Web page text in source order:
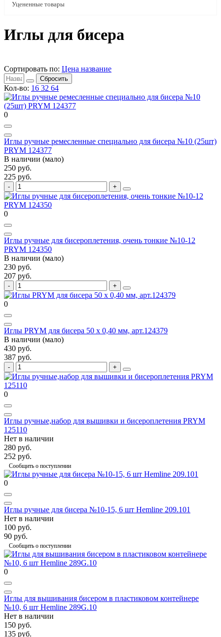
Уцененные товары
Иглы для бисера
Сортировать по: Цена название
Сбросить
Кол-во: 16 32 64
0
Иглы ручные ремесленные специально для бисера №10 (25шт)
PRYM 124377
В наличии (мало)
250 руб.
225 руб.
0
Иглы ручные для бисероплетения, очень тонкие №10-12
PRYM 124350
В наличии (мало)
230 руб.
207 руб.
0
Иглы PRYM для бисера 50 x 0,40 мм, арт.124379
В наличии (мало)
430 руб.
387 руб.
0
Иглы ручные,набор для вышивки и бисероплетения PRYM
125110
Нет в наличии
280 руб.
252 руб.
Сообщить о поступлении
0
Иглы ручные для бисера №10-15, 6 шт Hemline 209.101
Нет в наличии
100 руб.
90 руб.
Сообщить о поступлении
0
Иглы для вышивания бисером в пластиковом контейнере
№10, 6 шт Hemline 289G.10
Нет в наличии
150 руб.
135 руб.